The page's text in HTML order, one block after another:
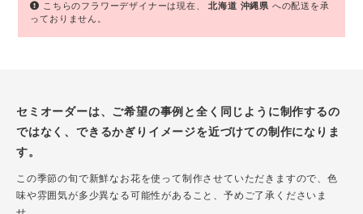
こちらのフラワーデザイナーは現在、北海道 沖縄県 への配送を承
っておりません。
セミオーダーは、ご希望の事例と全く同じように制作するの
ではなく、できるかぎりイメージを近づけての制作になりま
す。
この季節の旬で新鮮なお花を使って制作させていただきますので、色
味や雰囲気が多少異なる可能性があること、予めご了承くださいま